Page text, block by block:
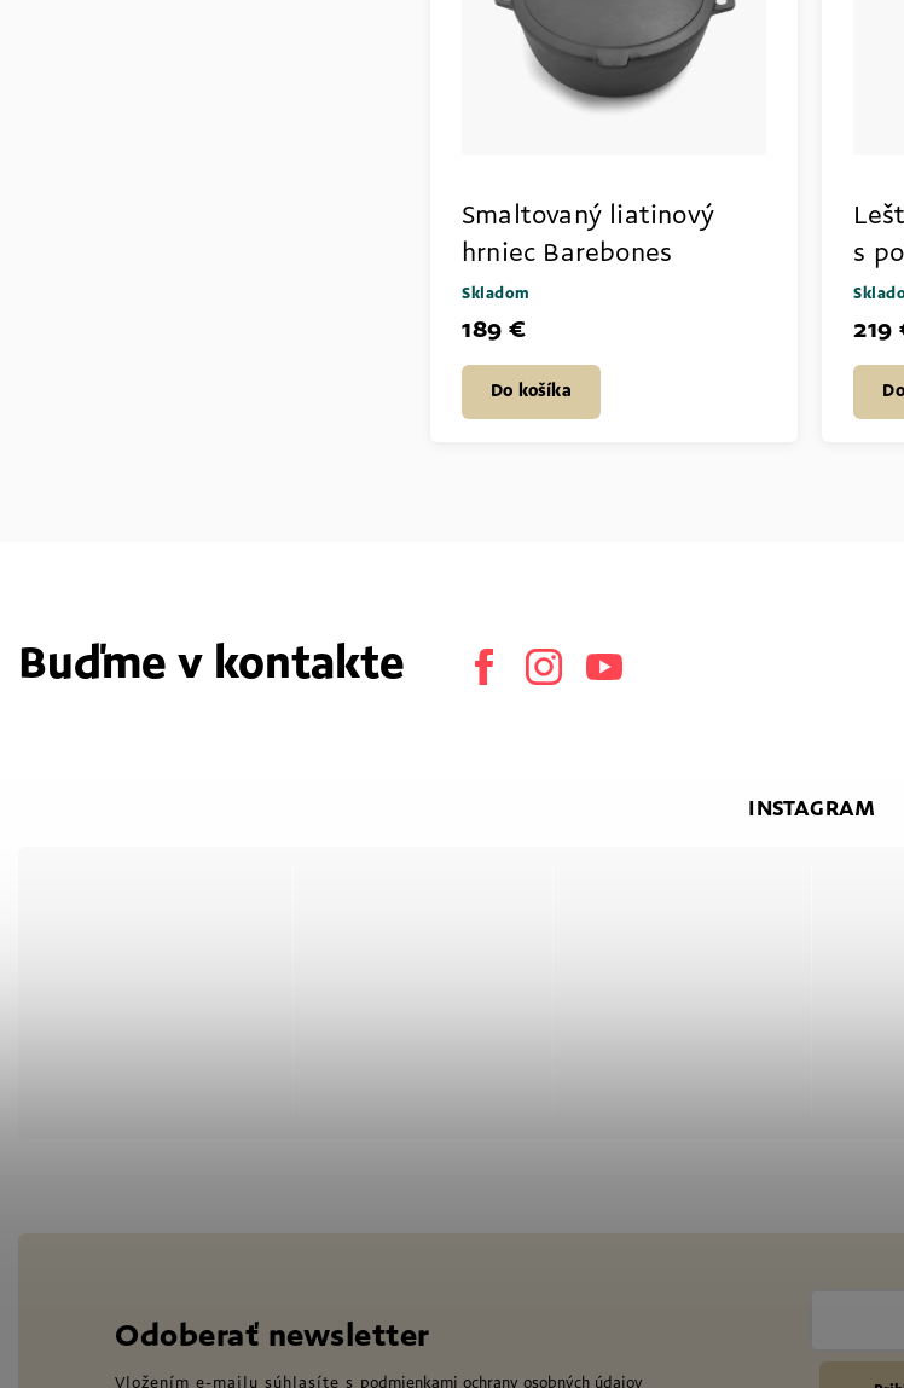
Smaltovaný liatinový
hrniec Barebones
Skladom
189 €
Do košíka
s
219
Buďme v kontakte FacebookInstagram
INSTAGRAM
Odoberať newsletter
Vložením e-mailu súhlasíte s podmienkami ochrany osobných údajov